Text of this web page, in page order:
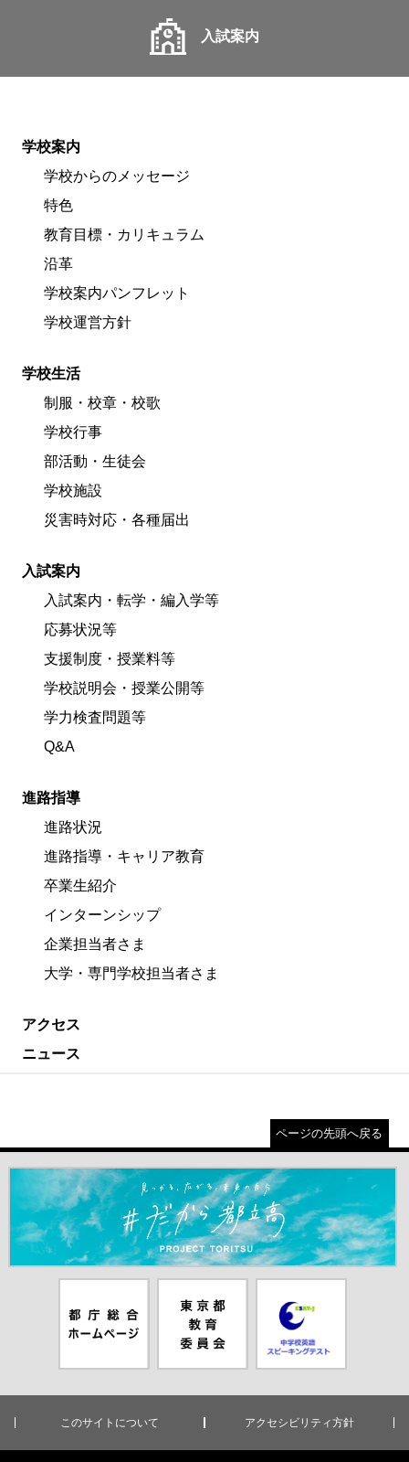
入試案内
学校案内
学校からのメッセージ
特色
教育目標・カリキュラム
沿革
学校案内パンフレット
学校運営方針
学校生活
制服・校章・校歌
学校行事
部活動・生徒会
学校施設
災害時対応・各種届出
入試案内
入試案内・転学・編入学等
応募状況等
支援制度・授業料等
学校説明会・授業公開等
学力検査問題等
Q&A
進路指導
進路状況
進路指導・キャリア教育
卒業生紹介
インターンシップ
企業担当者さま
大学・専門学校担当者さま
アクセス
ニュース
ページの先頭へ戻る
＃だから都立高（別ウインドウが開きます）
ムページ（別
ウインドウが
員会（別ウイ
ンドウが開き
ピーキングテ
スト（別ウイ
ンドウが開き
このサイトについて アクセシビリティ方針